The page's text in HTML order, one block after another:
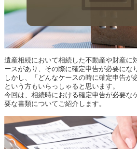
遺産相続において相続した不動産や財産に
ースがあり、その際に確定申告が必要にな
しかし、「どんなケースの時に確定申告が
という方もいらっしゃると思います。
今回は、相続時における確定申告が必要な
要な書類についてご紹介します。